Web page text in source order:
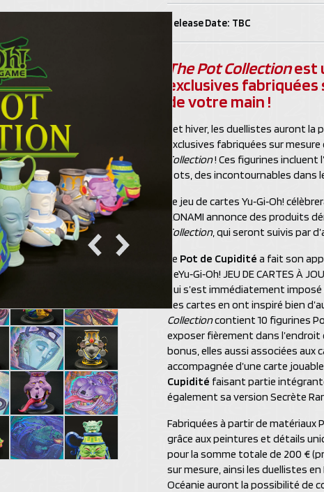
Release Date: TBC
The Pot Collectionest
exclusives
de votre main !
Cet hiver, les duellistes auront
exclusives fabriquées sur
Collection! Ces figurines incluent
Pots, des incontournables dans
Le jeu de cartes Yu‑Gi‑Oh!
KONAMI annonce des produits
Collection, qui seront suivis par
Le Pot de Cupidité a fait son
deYu‑Gi‑Oh! JEU DE CARTES À
qui s’est immédiatement
Ces cartes en ont inspiré bien
Collectioncontient 10 figurines
exposer fièrement dans
bonus, elles aussi associées aux
accompagnée d’une carte jouable
Cupidité faisant partie intégrante
également sa version Secrète
Fabriquées à partir de matériaux
grâce aux peintures et détails
pour la somme totale de 200 €
sur mesure, ainsi les duellistes
Océanie auront la possibilité de